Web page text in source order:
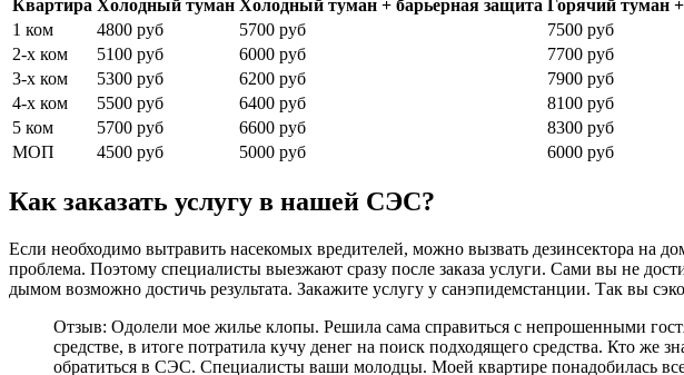
Квартира Холодный туман Холодный туман + барьерная защита Горячий туман
1 ком
4800 руб 5700 руб 7500 руб
2-х ком
5100 руб 6000 руб 7700 руб
3-х ком
5300 руб 6200 руб 7900 руб
4-х ком
5500 руб 6400 руб 8100 руб
5 ком
5700 руб 6600 руб 8300 руб
МОП
4500 руб 5000 руб 6000 руб
Как заказать услугу в нашей СЭС?
Если необходимо вытравить насекомых вредителей, можно вызвать дезинсектора на
проблема. Поэтому специалисты выезжают сразу после заказа услуги. Сами вы не
дымом возможно достичь результата. Закажите услугу у санэпидемстанции. Так вы
Отзыв: Одолели мое жилье клопы. Решила сама справиться с непрошенными
средстве, в итоге потратила кучу денег на поиск подходящего средства. Кто
обратиться в СЭС. Специалисты ваши молодцы. Моей квартире понадобилась